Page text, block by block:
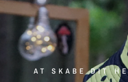
AT SKABE DIT